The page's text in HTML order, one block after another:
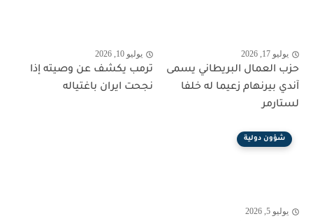
يوليو 17, 2026
حزب العمال البريطاني يسمى
آندي بيرنهام زعيما له خلفا
لستارمر
يوليو 10, 2026
ترمب يكشف عن وصيته إذا
نجحت ايران باغتياله
شؤون دولية
يوليو 5, 2026